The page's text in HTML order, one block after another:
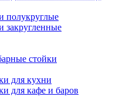
полукруглые
закругленные
стойки
для кухни
для кафе и баров